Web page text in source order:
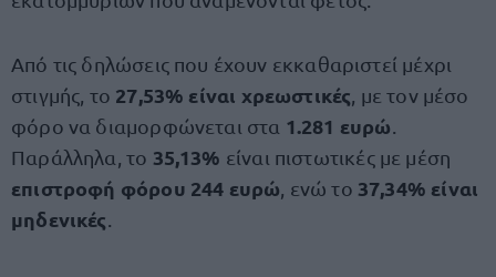
Από τις δηλώσεις που έχουν εκκαθαριστεί μέχρι
στιγμής, το 27,53% είναι χρεωστικές , με τον μέσο
φόρο να διαμορφώνεται στα 1.281 ευρώ
Παράλληλα, το 35,13% είναι πιστωτικές με μέση
επιστροφή φόρου 244 ευρώ , ενώ το 37,34% είναι
μηδενικές